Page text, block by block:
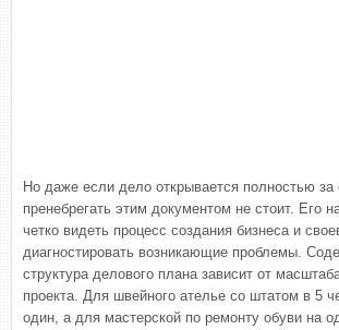
Но даже если дело открывается полностью за
пренебрегать этим документом не стоит. Его
четко видеть процесс создания бизнеса и
диагностировать возникающие проблемы.
структура делового плана зависит от
проекта. Для швейного ателье со штатом в 5
один, а для мастерской по ремонту обуви на